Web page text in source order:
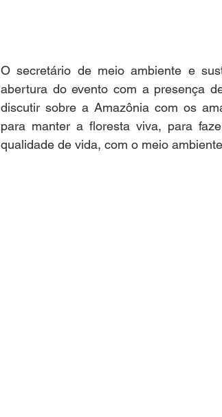
O secretário de meio ambiente e
abertura do evento com a presença
discutir sobre a Amazônia com os
para manter a floresta viva, para
qualidade de vida, com o meio